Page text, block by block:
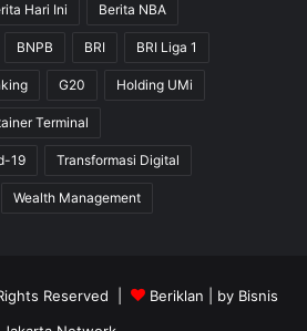
Hari Ini Berita NBA
BNPB BRI BRI Liga 1
G20 Holding UMi
Terminal
19 Transformasi Digital
Wealth Management
Reserved | Beriklan | by Bisnis